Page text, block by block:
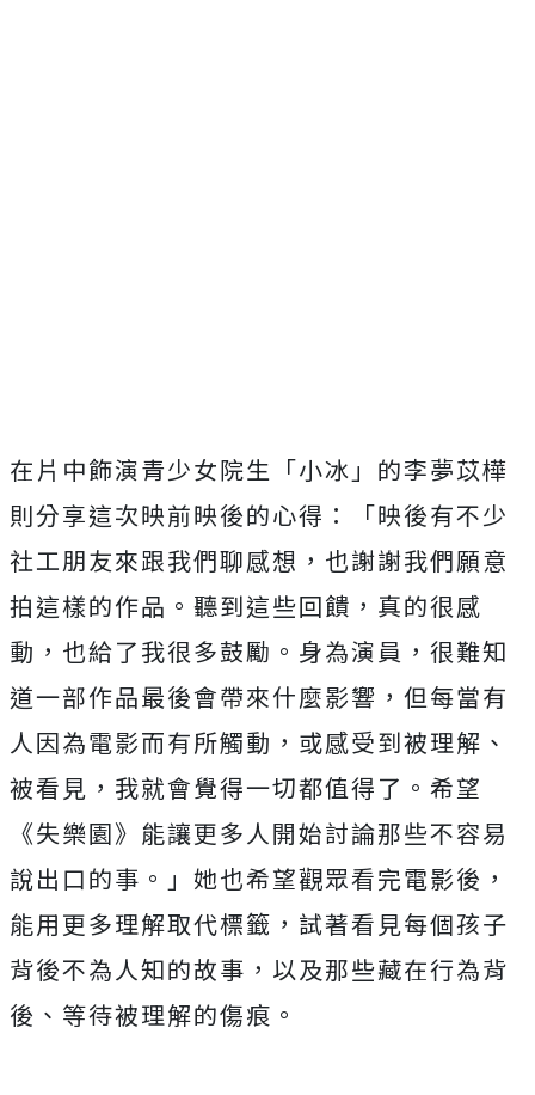
在片中飾演青少女院生「小冰」 的李夢苡樺
則分享這次映前映後的心得：「映後有不少
社工朋友來跟我們聊感想， 也謝謝我們願意
拍這樣的作品。聽到這些回饋，真的很感
動， 也給了我很多鼓勵。身為演員， 很難知
道一部作品最後會帶來什麼影響， 但每當有
人因為電影而有所觸動，或感受到被理解、
被看見， 我就會覺得一切都值得了。希望
《失樂園》 能讓更多人開始討論那些不容易
說出口的事。」 她也希望觀眾看完電影後，
能用更多理解取代標籤， 試著看見每個孩子
背後不為人知的故事，以及那些藏在行為背
後、 等待被理解的傷痕。